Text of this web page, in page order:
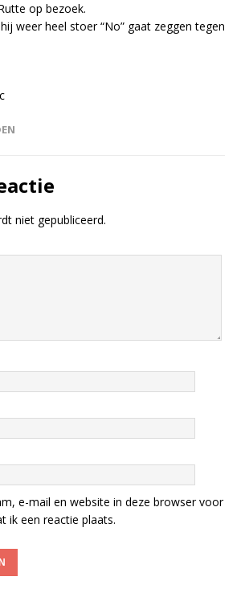
op bezoek.
weer heel stoer “No” gaat zeggen tegen
niet gepubliceerd.
e-mail en website in deze browser voor
ik een reactie plaats.